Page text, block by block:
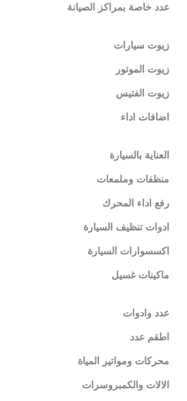
عدد خاصة بمراكز الصيانة
زيوت سيارات
زيوت الموتور
زيوت الفتيس
اضافات اداء
العناية بالسيارة
منظفات وملمعات
رفع اداء المحرك
ادوات تنظيف السيارة
اكسسوارات السيارة
ماكينات غسيل
عدد وادوات
اطقم عدد
محركات ومواتير المياة
الالات والكمبروسرات